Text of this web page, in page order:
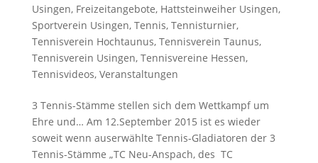
Usingen, Freizeitangebote, Hattsteinweiher Usingen,
Sportverein Usingen, Tennis, Tennisturnier,
Tennisverein Hochtaunus, Tennisverein Taunus,
Tennisverein Usingen, Tennisvereine Hessen,
Tennisvideos, Veranstaltungen
3 Tennis-Stämme stellen sich dem Wettkampf um
Ehre und… Am 12.September 2015 ist es wieder
soweit wenn auserwählte Tennis-Gladiatoren der 3
Tennis-Stämme „TC Neu-Anspach, des TC